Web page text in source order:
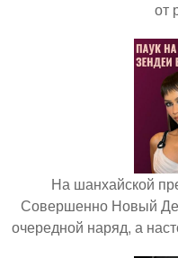
от
На шанхайской
Совершенно Новый
очередной наряд, а